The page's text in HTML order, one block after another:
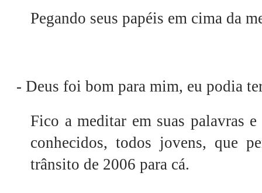
Pegando seus papéis em cima da
- Deus foi bom para mim, eu podia
Fico a meditar em suas palavras
conhecidos, todos jovens, que
trânsito de 2006 para cá.